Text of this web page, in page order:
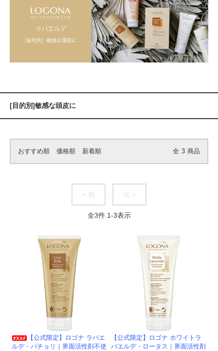
[目的別]敏感な頭皮に
おすすめ順 価格順 新着順 全 3 商品
< 前 次 >
全3件 1-3表示
【公式限定】ロゴナ ラバエ
ルデ・パチョリ｜界面活性剤不使
【公式限定】ロゴナ ホワイトラ
バエルデ・ロータス｜界面活性剤